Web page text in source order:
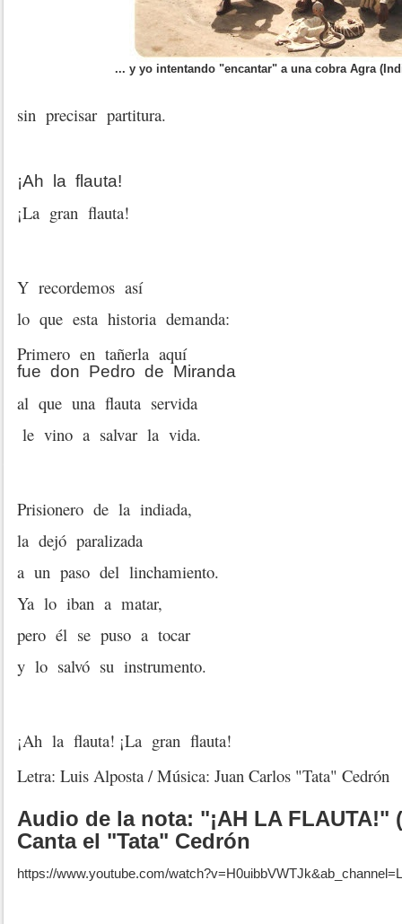
... y yo intentando "encantar" a una cobra Agra
sin precisar partitura.
¡Ah la flauta!
¡La gran flauta!
Y recordemos así
lo que esta historia demanda:
Primero en tañerla aquí
fue don Pedro de Miranda
al que una flauta servida
le vino a salvar la vida.
Prisionero de la indiada,
la dejó paralizada
a un paso del linchamiento.
Ya lo iban a matar,
pero él se puso a tocar
y lo salvó su instrumento.
¡Ah la flauta! ¡La gran flauta!
Letra: Luis Alposta / Música: Juan Carlos "Tata" Cedrón
Audio de la nota: "¡AH LA FLAUTA!"
Canta el "Tata" Cedrón
https://www.youtube.com/